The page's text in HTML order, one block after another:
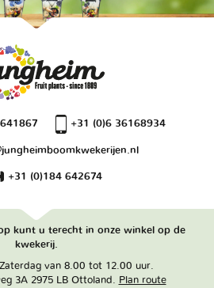
+31 (0)6 36168934
+31 (0)184 642674
kunt u terecht in onze winkel op de
kwekerij.
van 8.00 tot 12.00 uur.
3A 2975 LB Ottoland. Plan route